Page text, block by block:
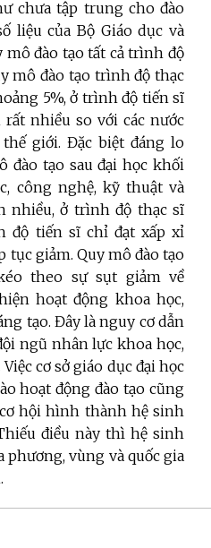
chưa tập trung cho đào
liệu của Bộ Giáo dục và
mô đào tạo tất cả trình độ
mô đào tạo trình độ thạc
5%, ở trình độ tiến sĩ
nhiều so với các nước
giới. Đặc biệt đáng lo
đào tạo sau đại học khối
công nghệ, kỹ thuật và
nhiều, ở trình độ thạc sĩ
độ tiến sĩ chỉ đạt xấp xỉ
tục giảm. Quy mô đào tạo
theo sự sụt giảm về
hoạt động khoa học,
tạo. Đây là nguy cơ dẫn
ngũ nhân lực khoa học,
cơ sở giáo dục đại học
hoạt động đào tạo cũng
hội hình thành hệ sinh
điều này thì hệ sinh
phương, vùng và quốc gia